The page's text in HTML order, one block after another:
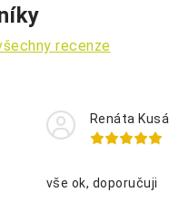
recenze
Renáta Kusá
vše ok, doporučuji